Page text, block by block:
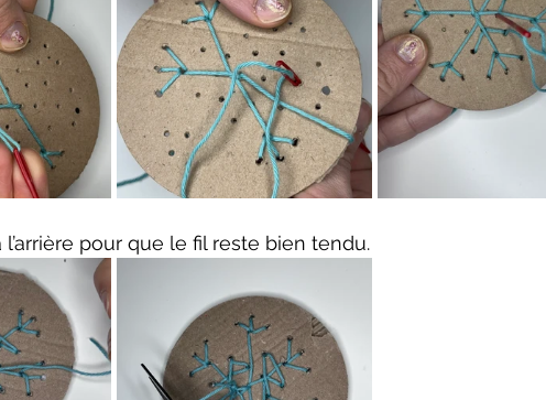
pour que le fil reste bien tendu.